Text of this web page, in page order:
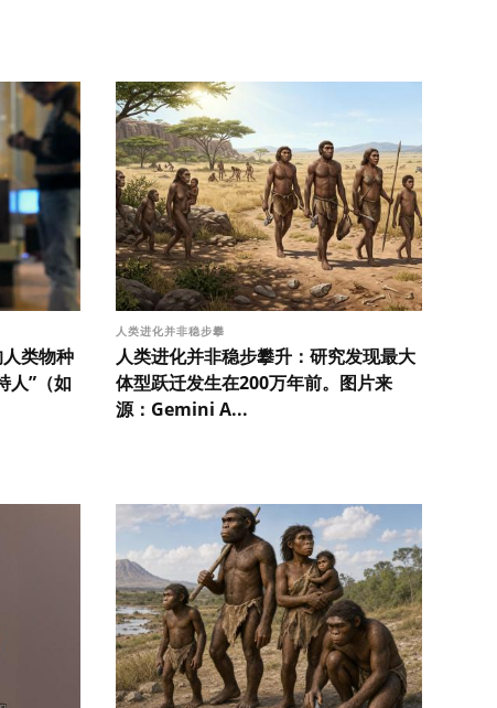
类物种
人”（如
人类进化并非稳步攀
人类进化并非稳步攀升：研究发现最大
体型跃迁发生在200万年前。图片来
源：Gemini A...